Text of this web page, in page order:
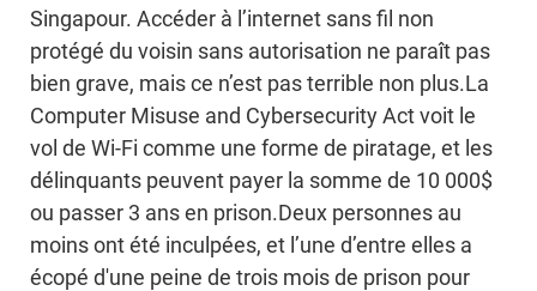
Singapour. Accéder à l’internet sans fil non
protégé du voisin sans autorisation ne paraît pas
bien grave, mais ce n’est pas terrible non plus.La
Computer Misuse and Cybersecurity Act voit le
vol de Wi-Fi comme une forme de piratage, et les
délinquants peuvent payer la somme de 10 000$
ou passer 3 ans en prison.Deux personnes au
moins ont été inculpées, et l’une d’entre elles a
écopé d'une peine de trois mois de prison pour